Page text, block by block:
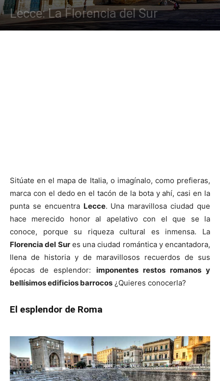
Lecce: La Florencia del Sur
Sitúate en el mapa de Italia, o imagínalo, como prefieras,
marca con el dedo en el tacón de la bota y ahí, casi en la
punta se encuentra Lecce. Una maravillosa ciudad que
hace merecido honor al apelativo con el que se la
conoce, porque su riqueza cultural es inmensa. La
Florencia del Sures una ciudad romántica y encantadora,
llena de historia y de maravillosos recuerdos de sus
épocas de esplendor: imponentes restos romanos y
bellísimos edificios barrocos ¿Quieres conocerla?
El esplendor de Roma